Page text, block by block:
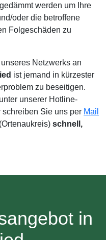
werden um Ihre
oder die betroffene
Folgeschäden zu
Netzwerks an
ist jemand in kürzester
zu beseitigen.
unserer Hotline-
schreiben Sie uns per Mail
schnell,
in